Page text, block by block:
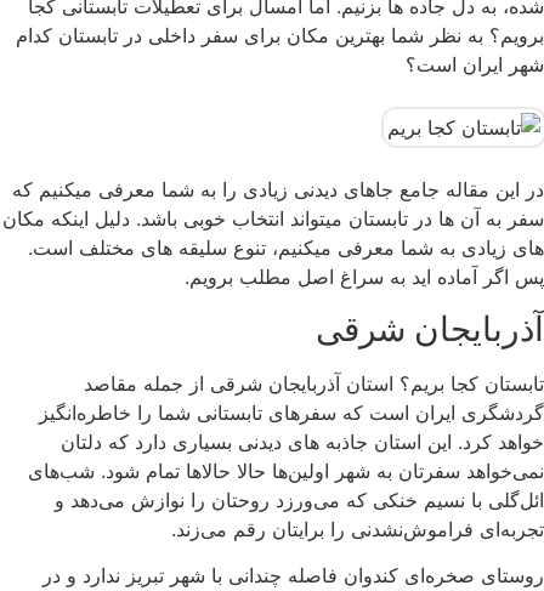
شده، به دل جاده ها بزنیم. اما امسال برای تعطیلات تابستانی کجا
برویم؟ به نظر شما بهترین مکان برای سفر داخلی در تابستان کدام
شهر ایران است؟
در این مقاله جامع جاهای دیدنی زیادی را به شما معرفی میکنیم که
سفر به آن ها در تابستان میتواند انتخاب خوبی باشد. دلیل اینکه مکان
های زیادی به شما معرفی میکنیم، تنوع سلیقه های مختلف است.
پس اگر آماده اید به سراغ اصل مطلب برویم.
آذربایجان شرقی
تابستان کجا بریم؟ استان آذربایجان شرقی از جمله مقاصد
گردشگری ایران است که سفرهای تابستانی شما را خاطره‌انگیز
خواهد کرد. این استان جاذبه های دیدنی بسیاری دارد که دلتان
نمی‌خواهد سفرتان به شهر اولین‌ها حالا حالاها تمام شود. شب‌های
ائل‌گلی با نسیم خنکی که می‌ورزد روحتان را نوازش می‌دهد و
تجربه‌ای فراموش‌نشدنی را برایتان رقم می‌زند.
روستای صخره‌ای کندوان فاصله چندانی با شهر تبریز ندارد و در